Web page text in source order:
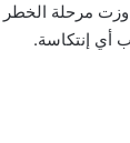
مرحلة
أي إنتكاسة.